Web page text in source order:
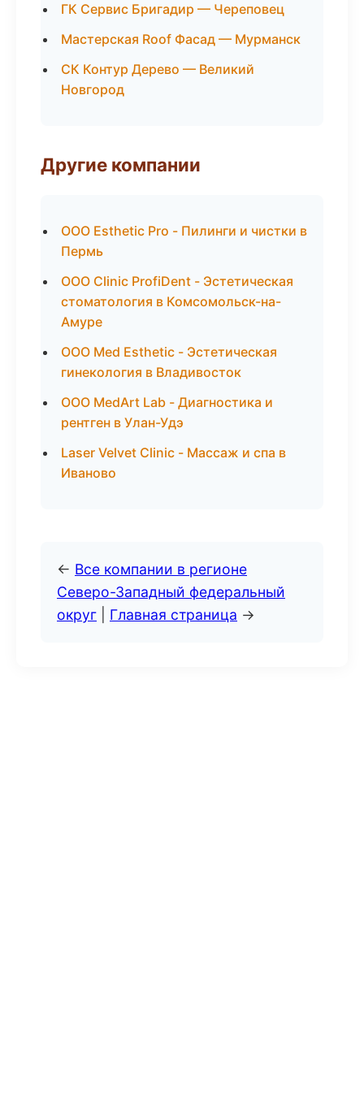
ГК Сервис Бригадир — Череповец
Мастерская Roof Фасад — Мурманск
СК Контур Дерево — Великий
Новгород
Другие компании
ООО Esthetic Pro - Пилинги и чистки в
Пермь
ООО Clinic ProfiDent - Эстетическая
стоматология в Комсомольск-на-
Амуре
ООО Med Esthetic - Эстетическая
гинекология в Владивосток
ООО MedArt Lab - Диагностика и
рентген в Улан-Удэ
Laser Velvet Clinic - Массаж и спа в
Иваново
← Все компании в регионе
Северо-Западный федеральный
округ
Главная страница →